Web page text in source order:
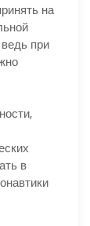
на
при
в